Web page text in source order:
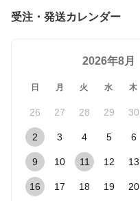
受注・発送カレンダー
2026年8月
日 月 火 水 木
26 27 28 29 30
2 3 4 5 6
9 10 11 12 13
16 17 18 19 20